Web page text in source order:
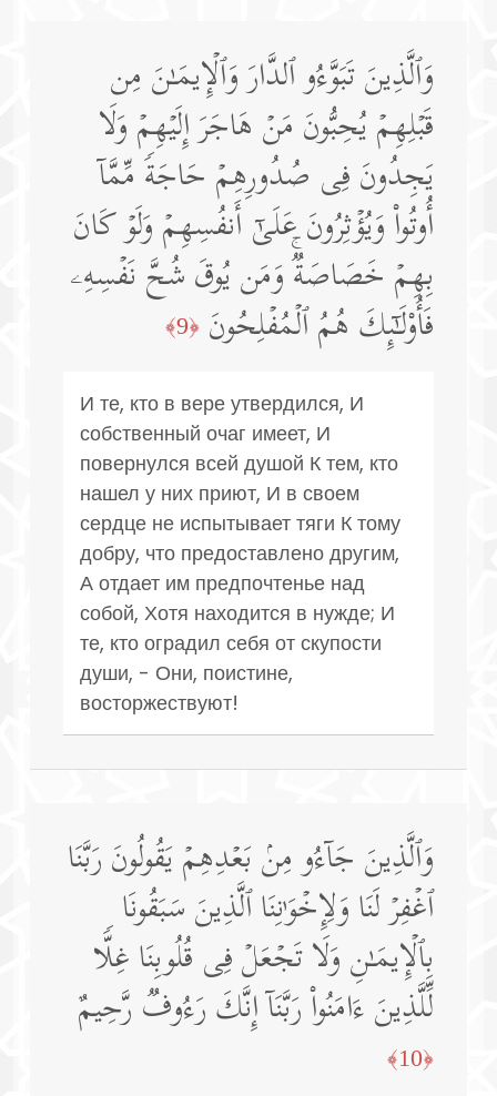
وَٱلَّذِینَ تَبَوَّءُو ٱلدَّارَ وَٱلۡإِیمَـٰنَ مِن
قَبۡلِهِمۡ یُحِبُّونَ مَنۡ هَاجَرَ إِلَیۡهِمۡ وَلَا
یَجِدُونَ فِی صُدُورِهِمۡ حَاجَةࣰ مِّمَّاۤ
أُوتُوا۟ وَیُؤۡثِرُونَ عَلَىٰۤ أَنفُسِهِمۡ وَلَوۡ كَانَ
بِهِمۡ خَصَاصَةࣱۚ وَمَن یُوقَ شُحَّ نَفۡسِهِۦ
فَأُو۟لَـٰۤىِٕكَ هُمُ ٱلۡمُفۡلِحُونَ ﴿9﴾
И те, кто в вере утвердился, И
собственный очаг имеет, И
повернулся всей душой К тем, кто
нашел у них приют, И в своем
сердце не испытывает тяги К тому
добру, что предоставлено другим,
А отдает им предпочтенье над
собой, Хотя находится в нужде; И
те, кто оградил себя от скупости
души, - Они, поистине,
восторжествуют!
وَٱلَّذِینَ جَاۤءُو مِنۢ بَعۡدِهِمۡ یَقُولُونَ رَبَّنَا
ٱغۡفِرۡ لَنَا وَلِإِخۡوَ ٰ⁠نِنَا ٱلَّذِینَ سَبَقُونَا
بِٱلۡإِیمَـٰنِ وَلَا تَجۡعَلۡ فِی قُلُوبِنَا غِلࣰّا
لِّلَّذِینَ ءَامَنُوا۟ رَبَّنَاۤ إِنَّكَ رَءُوفࣱ رَّحِیمٌ
﴿10﴾